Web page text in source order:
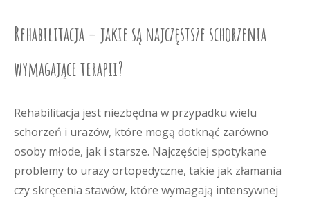
Rehabilitacja – jakie są najczęstsze schorzenia
wymagające terapii?
Rehabilitacja jest niezbędna w przypadku wielu
schorzeń i urazów, które mogą dotknąć zarówno
osoby młode, jak i starsze. Najczęściej spotykane
problemy to urazy ortopedyczne, takie jak złamania
czy skręcenia stawów, które wymagają intensywnej